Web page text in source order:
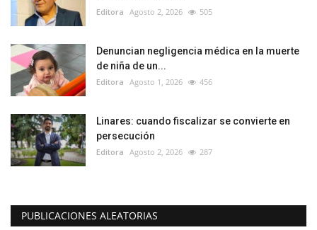
Editora Agosto 2, 2026 505
Denuncian negligencia médica en la muerte
de niña de un...
Editora Agosto 1, 2026 456
Linares: cuando fiscalizar se convierte en
persecución
Editora Agosto 2, 2026 287
PUBLICACIONES ALEATORIAS